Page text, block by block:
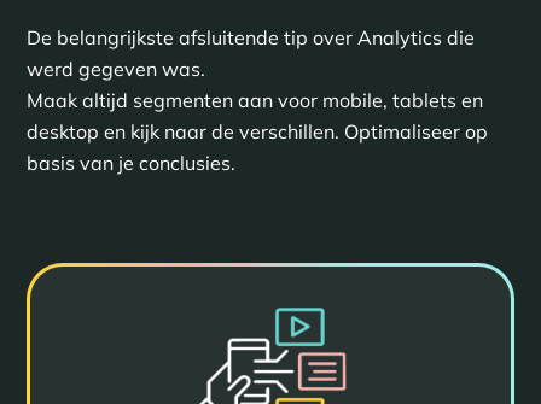
De belangrijkste afsluitende tip over Analytics die
werd gegeven was.
Maak altijd segmenten aan voor mobile, tablets en
desktop en kijk naar de verschillen. Optimaliseer op
basis van je conclusies.